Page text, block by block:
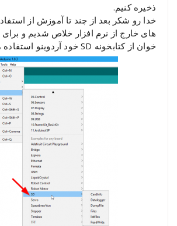
ذخیره کنیم.
خدا رو شکر بعد از چند تا آموزش از
های خارج از نرم افزار خلاص شدیم و برای
خوان از کتابخونه SD خود آردوینو استفاده می کنیم.